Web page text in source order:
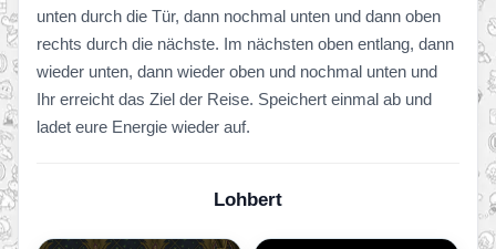
unten durch die Tür, dann nochmal unten und dann oben
rechts durch die nächste. Im nächsten oben entlang, dann
wieder unten, dann wieder oben und nochmal unten und
Ihr erreicht das Ziel der Reise. Speichert einmal ab und
ladet eure Energie wieder auf.
Lohbert